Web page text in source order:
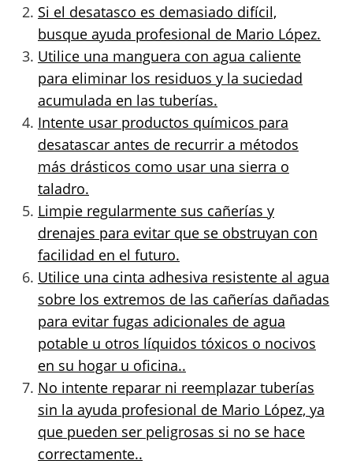
Si el desatasco es demasiado difícil,
busque ayuda profesional de Mario López.
Utilice una manguera con agua caliente
para eliminar los residuos y la suciedad
acumulada en las tuberías.
Intente usar productos químicos para
desatascar antes de recurrir a métodos
más drásticos como usar una sierra o
taladro.
Limpie regularmente sus cañerías y
drenajes para evitar que se obstruyan con
facilidad en el futuro.
Utilice una cinta adhesiva resistente al agua
sobre los extremos de las cañerías dañadas
para evitar fugas adicionales de agua
potable u otros líquidos tóxicos o nocivos
en su hogar u oficina..
No intente reparar ni reemplazar tuberías
sin la ayuda profesional de Mario López, ya
que pueden ser peligrosas si no se hace
correctamente..